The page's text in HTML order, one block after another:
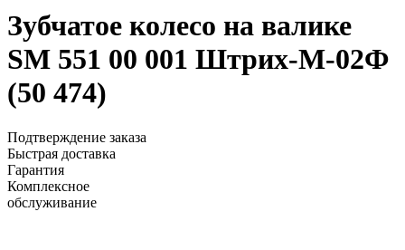
Зубчатое колесо на валике
SM 551 00 001 Штрих-М-02Ф
(50 474)
Подтверждение заказа
Быстрая доставка
Гарантия
Комплексное
обслуживание